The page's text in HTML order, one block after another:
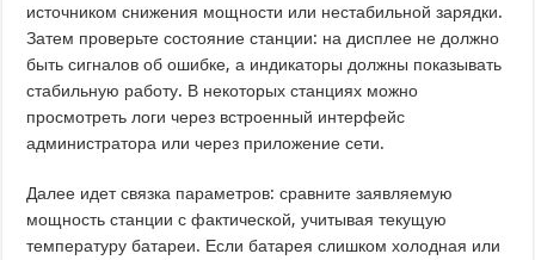
источником снижения мощности или нестабильной зарядки.
Затем проверьте состояние станции: на дисплее не должно
быть сигналов об ошибке, а индикаторы должны показывать
стабильную работу. В некоторых станциях можно
просмотреть логи через встроенный интерфейс
администратора или через приложение сети.
Далее идет связка параметров: сравните заявляемую
мощность станции с фактической, учитывая текущую
температуру батареи. Если батарея слишком холодная или